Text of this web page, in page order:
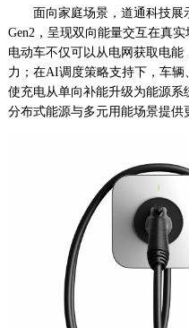
面向家庭场景，道通科技展
Gen2，呈现双向能量交互在真
电动车不仅可以从电网获取电
力；在AI调度策略支持下，车辆
使充电从单向补能升级为能源
分布式能源与多元用能场景提供